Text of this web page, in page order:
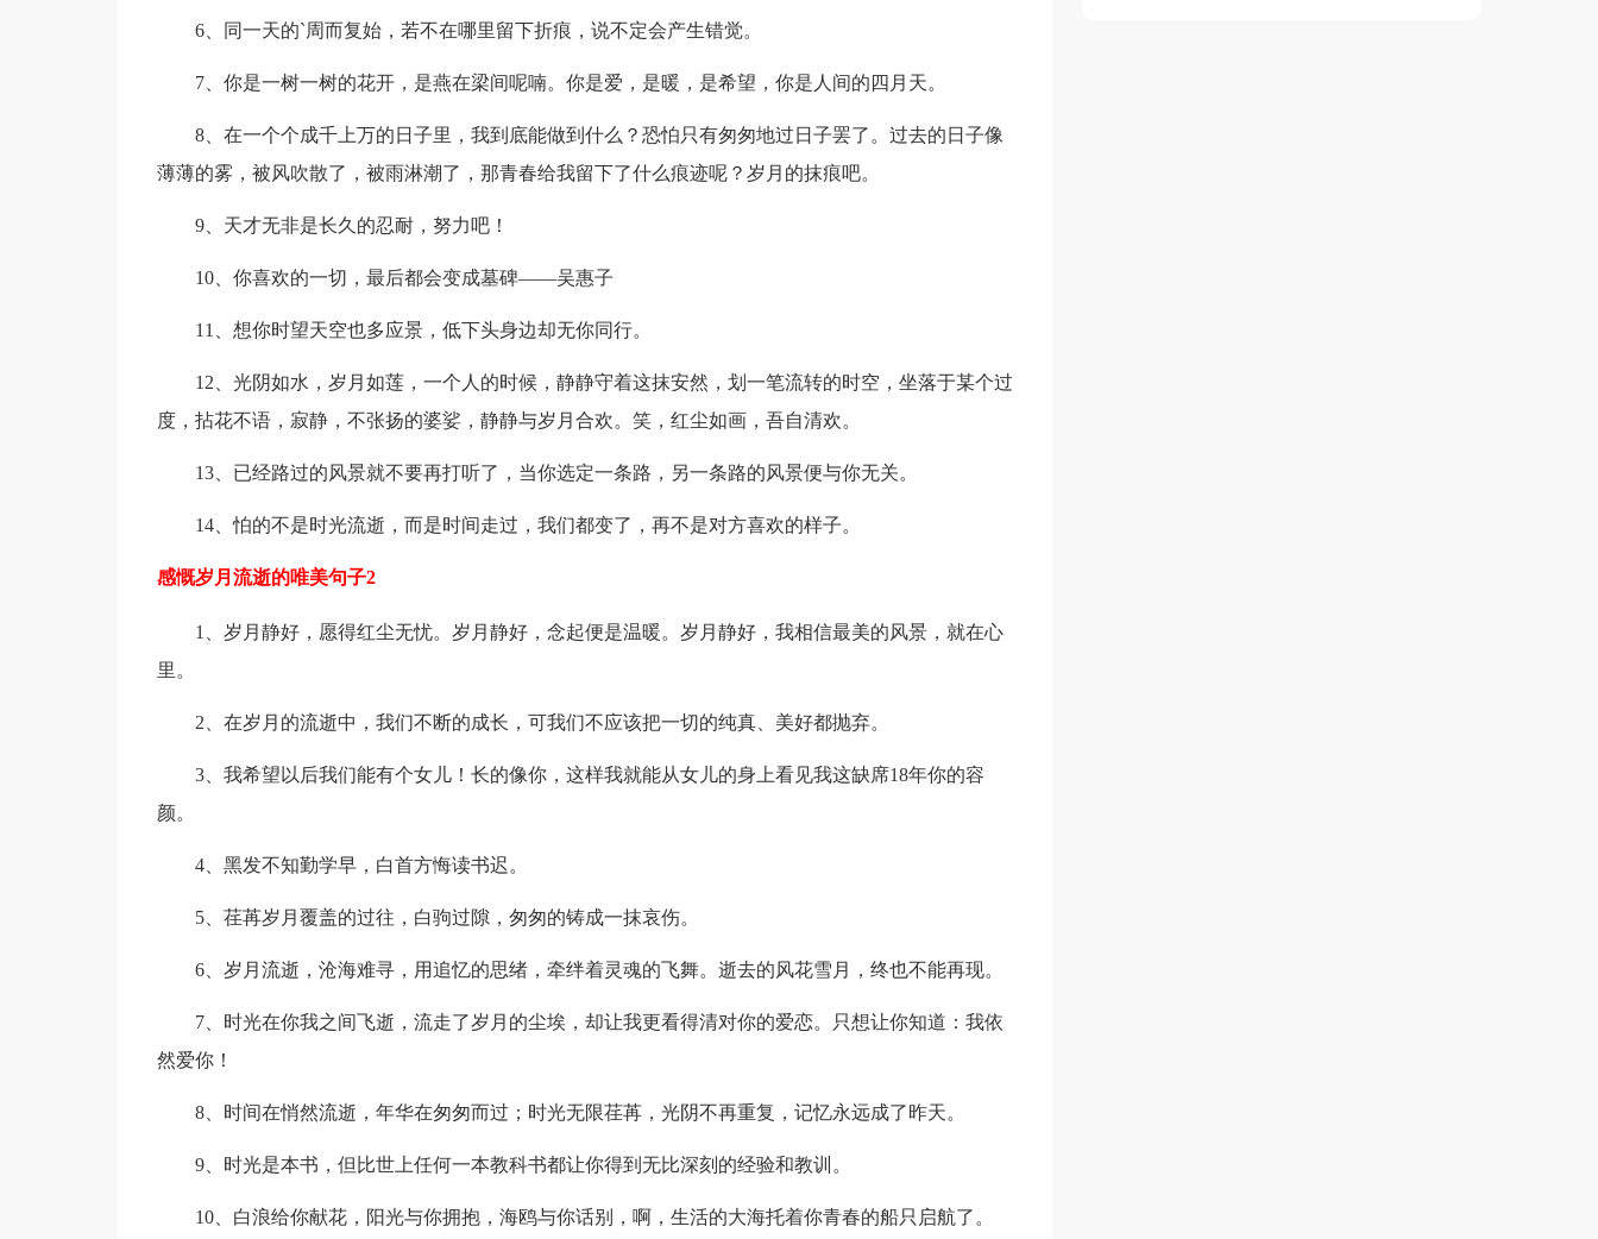
6、同一天的`周而复始，若不在哪里留下折痕，说不定会产生错觉。
7、你是一树一树的花开，是燕在梁间呢喃。你是爱，是暖，是希望，你是人间的四月天。
8、在一个个成千上万的日子里，我到底能做到什么？恐怕只有匆匆地过日子罢了。过去的日子像
薄薄的雾，被风吹散了，被雨淋潮了，那青春给我留下了什么痕迹呢？岁月的抹痕吧。
9、天才无非是长久的忍耐，努力吧！
10、你喜欢的一切，最后都会变成墓碑——吴惠子
11、想你时望天空也多应景，低下头身边却无你同行。
12、光阴如水，岁月如莲，一个人的时候，静静守着这抹安然，划一笔流转的时空，坐落于某个过
度，拈花不语，寂静，不张扬的婆娑，静静与岁月合欢。笑，红尘如画，吾自清欢。
13、已经路过的风景就不要再打听了，当你选定一条路，另一条路的风景便与你无关。
14、怕的不是时光流逝，而是时间走过，我们都变了，再不是对方喜欢的样子。
感慨岁月流逝的唯美句子2
1、岁月静好，愿得红尘无忧。岁月静好，念起便是温暖。岁月静好，我相信最美的风景，就在心
里。
2、在岁月的流逝中，我们不断的成长，可我们不应该把一切的纯真、美好都抛弃。
3、我希望以后我们能有个女儿！长的像你，这样我就能从女儿的身上看见我这缺席18年你的容
颜。
4、黑发不知勤学早，白首方悔读书迟。
5、荏苒岁月覆盖的过往，白驹过隙，匆匆的铸成一抹哀伤。
6、岁月流逝，沧海难寻，用追忆的思绪，牵绊着灵魂的飞舞。逝去的风花雪月，终也不能再现。
7、时光在你我之间飞逝，流走了岁月的尘埃，却让我更看得清对你的爱恋。只想让你知道：我依
然爱你！
8、时间在悄然流逝，年华在匆匆而过；时光无限荏苒，光阴不再重复，记忆永远成了昨天。
9、时光是本书，但比世上任何一本教科书都让你得到无比深刻的经验和教训。
10、白浪给你献花，阳光与你拥抱，海鸥与你话别，啊，生活的大海托着你青春的船只启航了。